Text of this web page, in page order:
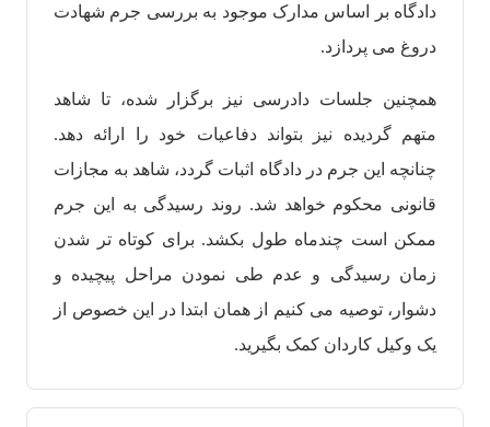
دادگاه بر اساس مدارک موجود به بررسی جرم شهادت
دروغ می پردازد.‌
همچنین جلسات دادرسی نیز برگزار شده، تا شاهد
متهم‌ گردیده نیز بتواند دفاعیات خود‌ را ارائه دهد.‌
چنانچه این جرم در دادگاه اثبات گردد، شاهد به مجازات
قانونی محکوم خواهد شد. روند رسیدگی به این جرم
ممکن است چند‌ماه طول بکشد. برای کوتاه تر شدن
زمان رسیدگی و عدم طی نمودن مراحل پیچیده و
دشوار، توصیه می کنیم از همان‌ ابتدا در این خصوص از
یک وکیل کاردان کمک ‌بگیرید.